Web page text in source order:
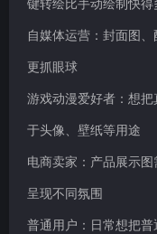
自媒体运营：封面图
更抓眼球
游戏动漫爱好者：想
于头像、壁纸等用途
电商卖家：产品展示
呈现不同氛围
普通用户：日常想把